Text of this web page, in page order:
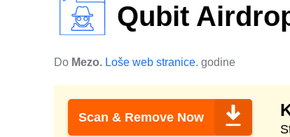
Qubit
Do Mezo. Loše web stranice. godine
Scan & Remove Now